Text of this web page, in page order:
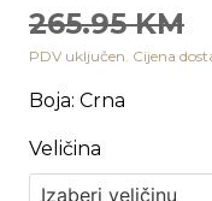
265.95 KM
PDV uključen. Cijena
Boja: Crna
Veličina